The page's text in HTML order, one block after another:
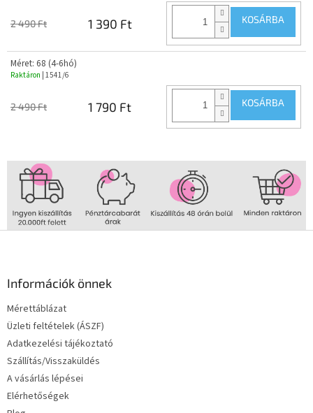
2 490 Ft 1 390 Ft KOSÁRBA
Méret: 68 (4-6hó)
Raktáron | 1541/6
2 490 Ft 1 790 Ft KOSÁRBA
Információk önnek
Mérettáblázat
Üzleti feltételek (ÁSZF)
Adatkezelési tájékoztató
Szállítás/Visszaküldés
A vásárlás lépései
Elérhetőségek